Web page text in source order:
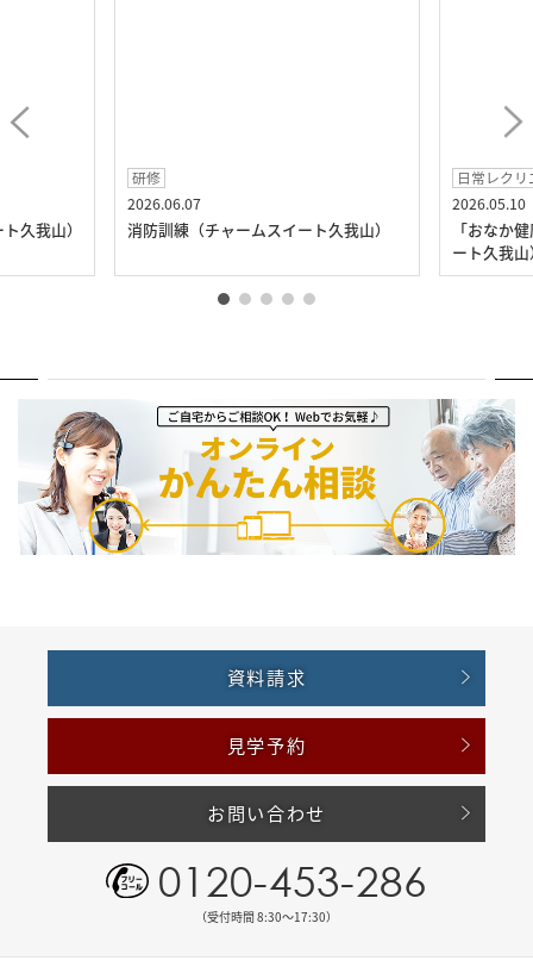
久我山）
研修
2026.06.07
消防訓練（チャームスイート久我山）
日常レク
2026.05.10
「おなか
ート久我
資料請求
見学予約
お問い合わせ
0120-453-286
（受付時間 8:30〜17:30）